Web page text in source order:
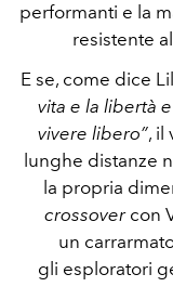
performanti e la
resistente
E se, come dice
vita e la libertà
vivere libero”, il
lunghe distanze
la propria
crossovercon
un
gli esploratori